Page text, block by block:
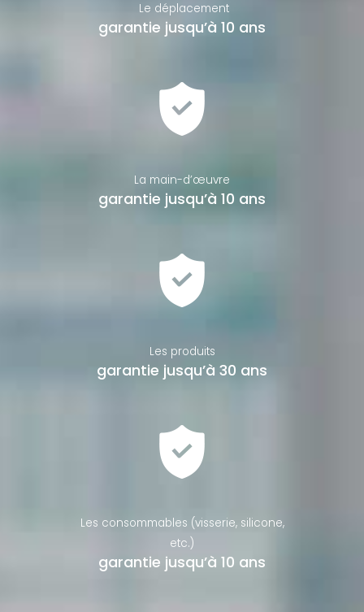
Le déplacement
garantie jusqu’à 10 ans
La main-d’œuvre
garantie jusqu’à 10 ans
Les produits
garantie jusqu’à 30 ans
Les consommables (visserie, silicone,
etc.)
garantie jusqu’à 10 ans